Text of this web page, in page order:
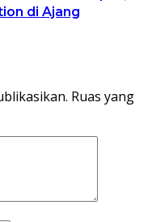
di Ajang
Ruas yang